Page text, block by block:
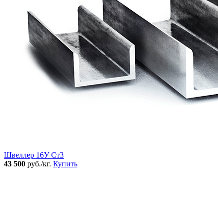
Швеллер 16У Ст3
43 500 руб./кг. Купить